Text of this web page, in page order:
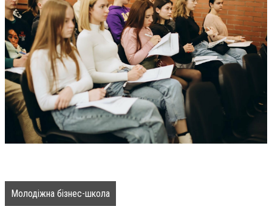
Молодіжна бізнес-школа